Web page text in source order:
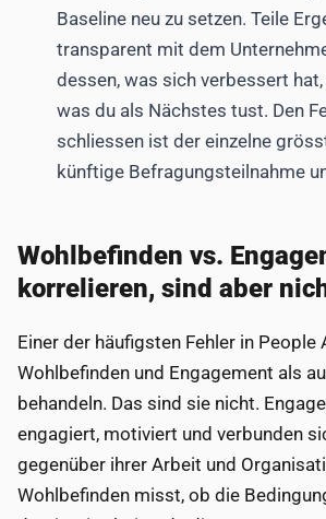
Baseline neu zu setzen. Teile
transparent mit dem
dessen, was sich verbessert hat,
was du als Nächstes tust. Den
schliessen ist der einzelne
künftige Befragungsteilnahme
Wohlbefinden vs.
korrelieren, sind aber
Einer der häufigsten Fehler in People
Wohlbefinden und Engagement als
behandeln. Das sind sie nicht.
engagiert, motiviert und verbunden
gegenüber ihrer Arbeit und
Wohlbefinden misst, ob die